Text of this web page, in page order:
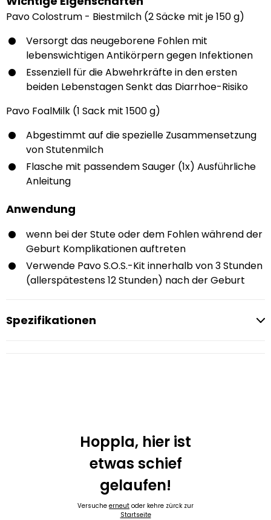
Pavo Colostrum - Biestmilch (2 Säcke mit je 150 g)
Versorgt das neugeborene Fohlen mit
lebenswichtigen Antikörpern gegen Infektionen
Essenziell für die Abwehrkräfte in den ersten
beiden Lebenstagen Senkt das Diarrhoe-Risiko
Pavo FoalMilk (1 Sack mit 1500 g)
Abgestimmt auf die spezielle Zusammensetzung
von Stutenmilch
Flasche mit passendem Sauger (1x) Ausführliche
Anleitung
Anwendung
wenn bei der Stute oder dem Fohlen während der
Geburt Komplikationen auftreten
Verwende Pavo S.O.S.-Kit innerhalb von 3 Stunden
(allerspätestens 12 Stunden) nach der Geburt
Spezifikationen
Hoppla, hier ist
etwas schief
gelaufen!
Versuche erneut oder kehre zürck zur
Startseite